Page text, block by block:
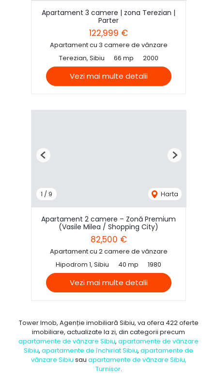
Apartament 3 camere | zona Terezian |
Parter
122,999 €
Apartament cu 3 camere de vânzare
Terezian, Sibiu
66 mp 2000
Vezi mai multe detalii
1 /9 Harta
Previous Next
Apartament 2 camere – Zonă Premium
(Vasile Milea / Shopping City)
82,500 €
Apartament cu 2 camere de vânzare
Hipodrom 1, Sibiu
40 mp 1980
Vezi mai multe detalii
Tower Imob, Agenție imobiliară Sibiu, va ofera 422 oferte
imobiliare, actualizate la zi, din categorii precum
apartamente de vânzare Sibiu, apartamente de vânzare
Sibiu, apartamente de închiriat Sibiu, apartamente de
vânzare Sibiu sau apartamente de vânzare Sibiu,
Turnisor.